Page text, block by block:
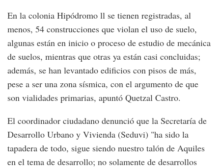
En la colonia Hipódromo ll se tienen registradas, al
menos, 54 construcciones que violan el uso de suelo,
algunas están en inicio o proceso de estudio de mecánica
de suelos, mientras que otras ya están casi concluidas;
además, se han levantado edificios con pisos de más,
pese a ser una zona sísmica, con el argumento de que
son vialidades primarias, apuntó Quetzal Castro.
El coordinador ciudadano denunció que la Secretaría de
Desarrollo Urbano y Vivienda (Seduvi) "ha sido la
tapadera de todo, sigue siendo nuestro talón de Aquiles
en el tema de desarrollo; no solamente de desarrollos